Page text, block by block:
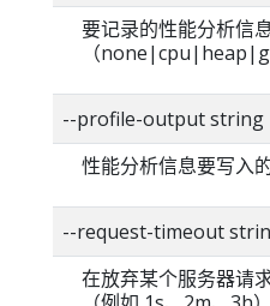
要记录的性能分析信
（
--profile-output
性能分析信息要写入
--request-timeout
在放弃某个服务器请